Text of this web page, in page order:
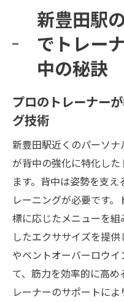
新豊田駅
でトレー
中の秘訣
プロのトレーナー
グ技術
新豊田駅近くのパーソ
が背中の強化に特化し
ます。背中は姿勢を支
レーニングが必要です
標に応じたメニューを
したエクササイズを提
やベントオーバーロウ
て、筋力を効率的に高
レーナーのサポートに